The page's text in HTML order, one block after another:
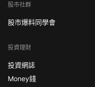
股市社群
股市爆料同學會
投資理財
投資網誌
Money錢